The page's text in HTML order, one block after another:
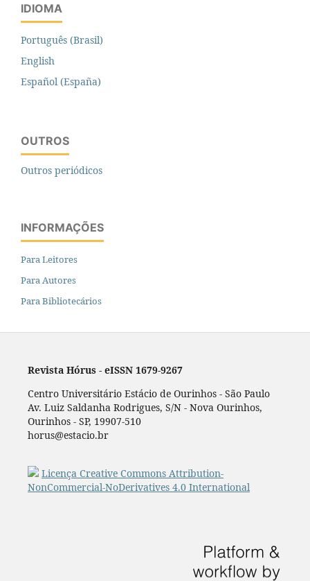
IDIOMA
Português (Brasil)
English
Español (España)
OUTROS
Outros periódicos
INFORMAÇÕES
Para Leitores
Para Autores
Para Bibliotecários
Revista Hórus - eISSN 1679-9267
Centro Universitário Estácio de Ourinhos - São Paulo
Av. Luiz Saldanha Rodrigues, S/N - Nova Ourinhos,
Ourinhos - SP, 19907-510
horus@estacio.br
Licença Creative Commons Attribution-
NonCommercial-NoDerivatives 4.0 International